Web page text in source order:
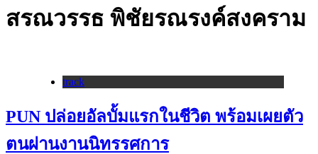
สรณวรรธ พิชัยรณรงค์สงคราม
track
PUN ปล่อยอัลบั้มแรกในชีวิต พร้อมเผยตัว
ตนผ่านงานนิทรรศการ